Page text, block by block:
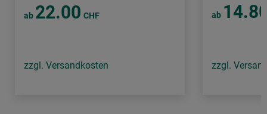
ab 22.00 CHF
zzgl. Versandkosten
ab
zzgl.